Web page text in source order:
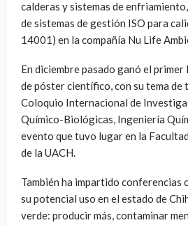
calderas y sistemas de
de sistemas de gestión ISO para
14001) en la compañía Nu Life
En diciembre pasado ganó el
de póster científico, con su tema de
Coloquio Internacional de
Químico-Biológicas, Ingeniería
evento que tuvo lugar en la
de la UACH.
También ha impartido conferencias
su potencial uso en el estado de
verde: producir más, contaminar